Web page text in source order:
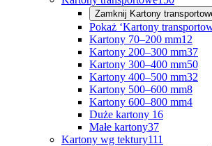
Zamknij Kartony
Pokaż ‘Kartony
Kartony 70–200 mm12
Kartony 200–300 mm37
Kartony 300–400 mm50
Kartony 400–500 mm32
Kartony 500–600 mm8
Kartony 600–800 mm4
Duże kartony 16
Małe kartony37
Kartony wg tektury111